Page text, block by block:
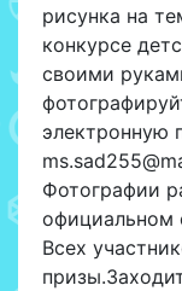
рисунка на
конкурсе
своими
электронную
Фотографии
официальном
Всех